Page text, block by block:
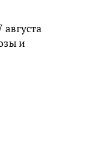
и